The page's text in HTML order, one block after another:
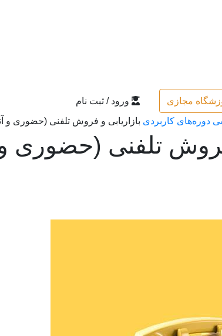
مجازی
ورود / ثبت نام
دوره‌های کاربردی بازاریابی و فروش تلفنی (حضوری و
فروش تلفنی (حضوری و